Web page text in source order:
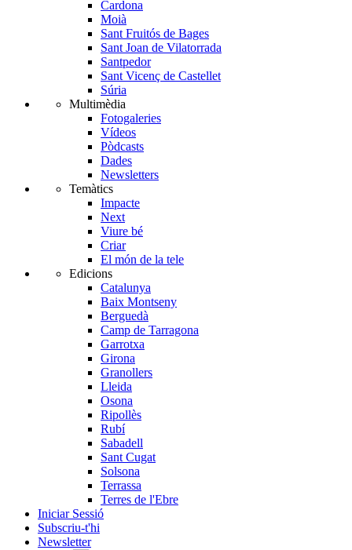
Cardona
Moià
Sant Fruitós de Bages
Sant Joan de Vilatorrada
Santpedor
Sant Vicenç de Castellet
Súria
Multimèdia
Fotogaleries
Vídeos
Pòdcasts
Dades
Newsletters
Temàtics
Impacte
Next
Viure bé
Criar
El món de la tele
Edicions
Catalunya
Baix Montseny
Berguedà
Camp de Tarragona
Garrotxa
Girona
Granollers
Lleida
Osona
Ripollès
Rubí
Sabadell
Sant Cugat
Solsona
Terrassa
Terres de l'Ebre
Iniciar Sessió
Subscriu-t'hi
Newsletter